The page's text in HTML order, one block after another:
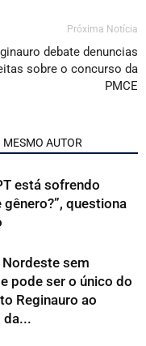
Próxima Notícia
debate denuncias
sobre o concurso da
PMCE
MESMO AUTOR
está sofrendo
questiona
Nordeste sem
pode ser o único do
Reginauro ao
da...